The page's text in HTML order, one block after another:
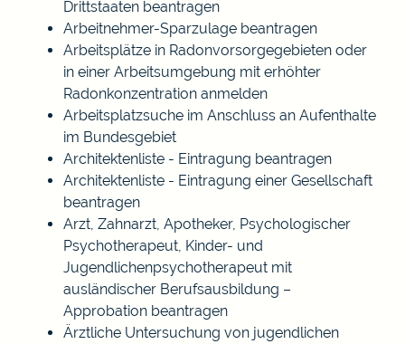
Drittstaaten beantragen
Arbeitnehmer-Sparzulage beantragen
Arbeitsplätze in Radonvorsorgegebieten oder
in einer Arbeitsumgebung mit erhöhter
Radonkonzentration anmelden
Arbeitsplatzsuche im Anschluss an Aufenthalte
im Bundesgebiet
Architektenliste - Eintragung beantragen
Architektenliste - Eintragung einer Gesellschaft
beantragen
Arzt, Zahnarzt, Apotheker, Psychologischer
Psychotherapeut, Kinder- und
Jugendlichenpsychotherapeut mit
ausländischer Berufsausbildung –
Approbation beantragen
Ärztliche Untersuchung von jugendlichen